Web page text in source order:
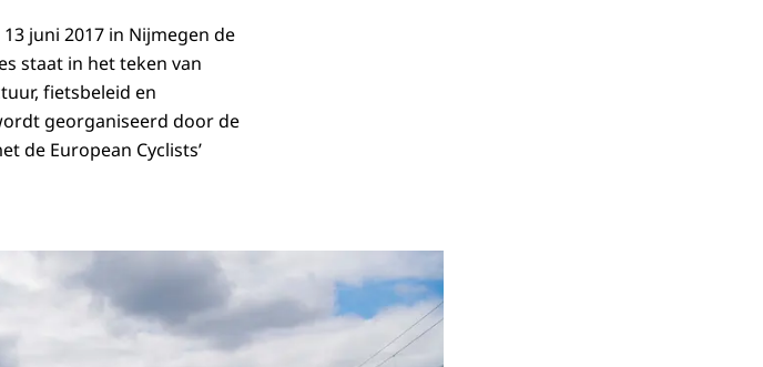
juni 2017 in Nijmegen de
staat in het teken van
fietsbeleid en
georganiseerd door de
de European Cyclists’